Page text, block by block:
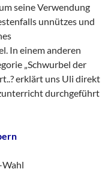
seine Verwendung
unnützes und
In einem anderen
„Schwurbel der
erklärt uns Uli direkt
durchgeführt
Wahl